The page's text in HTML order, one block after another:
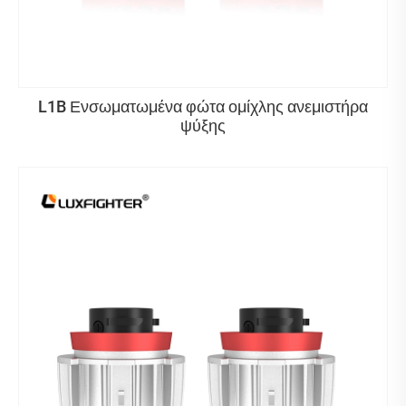
L1B Ενσωματωμένα φώτα ομίχλης ανεμιστήρα
ψύξης